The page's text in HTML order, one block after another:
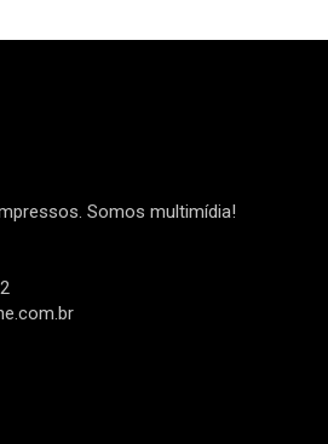
Somos multimídia!